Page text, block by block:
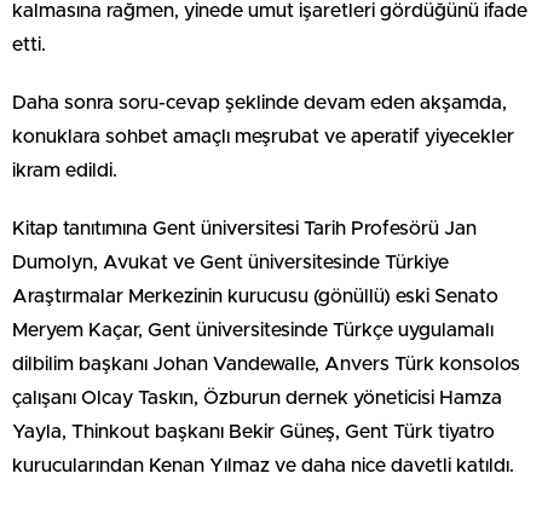
kalmasına rağmen, yinede umut işaretleri gördüğünü ifade
etti.
Daha sonra soru-cevap şeklinde devam eden akşamda,
konuklara sohbet amaçlı meşrubat ve aperatif yiyecekler
ikram edildi.
Kitap tanıtımına Gent üniversitesi Tarih Profesörü Jan
Dumolyn, Avukat ve Gent üniversitesinde Türkiye
Araştırmalar Merkezinin kurucusu (gönüllü) eski Senato
Meryem Kaçar, Gent üniversitesinde Türkçe uygulamalı
dilbilim başkanı Johan Vandewalle, Anvers Türk konsolos
çalışanı Olcay Taskın, Özburun dernek yöneticisi Hamza
Yayla, Thinkout başkanı Bekir Güneş, Gent Türk tiyatro
kurucularından Kenan Yılmaz ve daha nice davetli katıldı.